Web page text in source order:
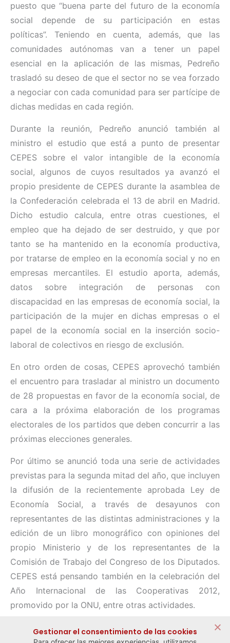
puesto que “buena parte del futuro de la economía
social depende de su participación en estas
políticas”. Teniendo en cuenta, además, que las
comunidades autónomas van a tener un papel
esencial en la aplicación de las mismas, Pedreño
trasladó su deseo de que el sector no se vea forzado
a negociar con cada comunidad para ser partícipe de
dichas medidas en cada región.
Durante la reunión, Pedreño anunció también al
ministro el estudio que está a punto de presentar
CEPES sobre el valor intangible de la economía
social, algunos de cuyos resultados ya avanzó el
propio presidente de CEPES durante la asamblea de
la Confederación celebrada el 13 de abril en Madrid.
Dicho estudio calcula, entre otras cuestiones, el
empleo que ha dejado de ser destruido, y que por
tanto se ha mantenido en la economía productiva,
por tratarse de empleo en la economía social y no en
empresas mercantiles. El estudio aporta, además,
datos sobre integración de personas con
discapacidad en las empresas de economía social, la
participación de la mujer en dichas empresas o el
papel de la economía social en la inserción socio-
laboral de colectivos en riesgo de exclusión.
En otro orden de cosas, CEPES aprovechó también
el encuentro para trasladar al ministro un documento
de 28 propuestas en favor de la economía social, de
cara a la próxima elaboración de los programas
electorales de los partidos que deben concurrir a las
próximas elecciones generales.
Por último se anunció toda una serie de actividades
previstas para la segunda mitad del año, que incluyen
la difusión de la recientemente aprobada Ley de
Economía Social, a través de desayunos con
representantes de las distintas administraciones y la
edición de un libro monográfico con opiniones del
propio Ministerio y de los representantes de la
Comisión de Trabajo del Congreso de los Diputados.
CEPES está pensando también en la celebración del
Año Internacional de las Cooperativas 2012,
promovido por la ONU, entre otras actividades.
Gestionar el consentimiento de las cookies